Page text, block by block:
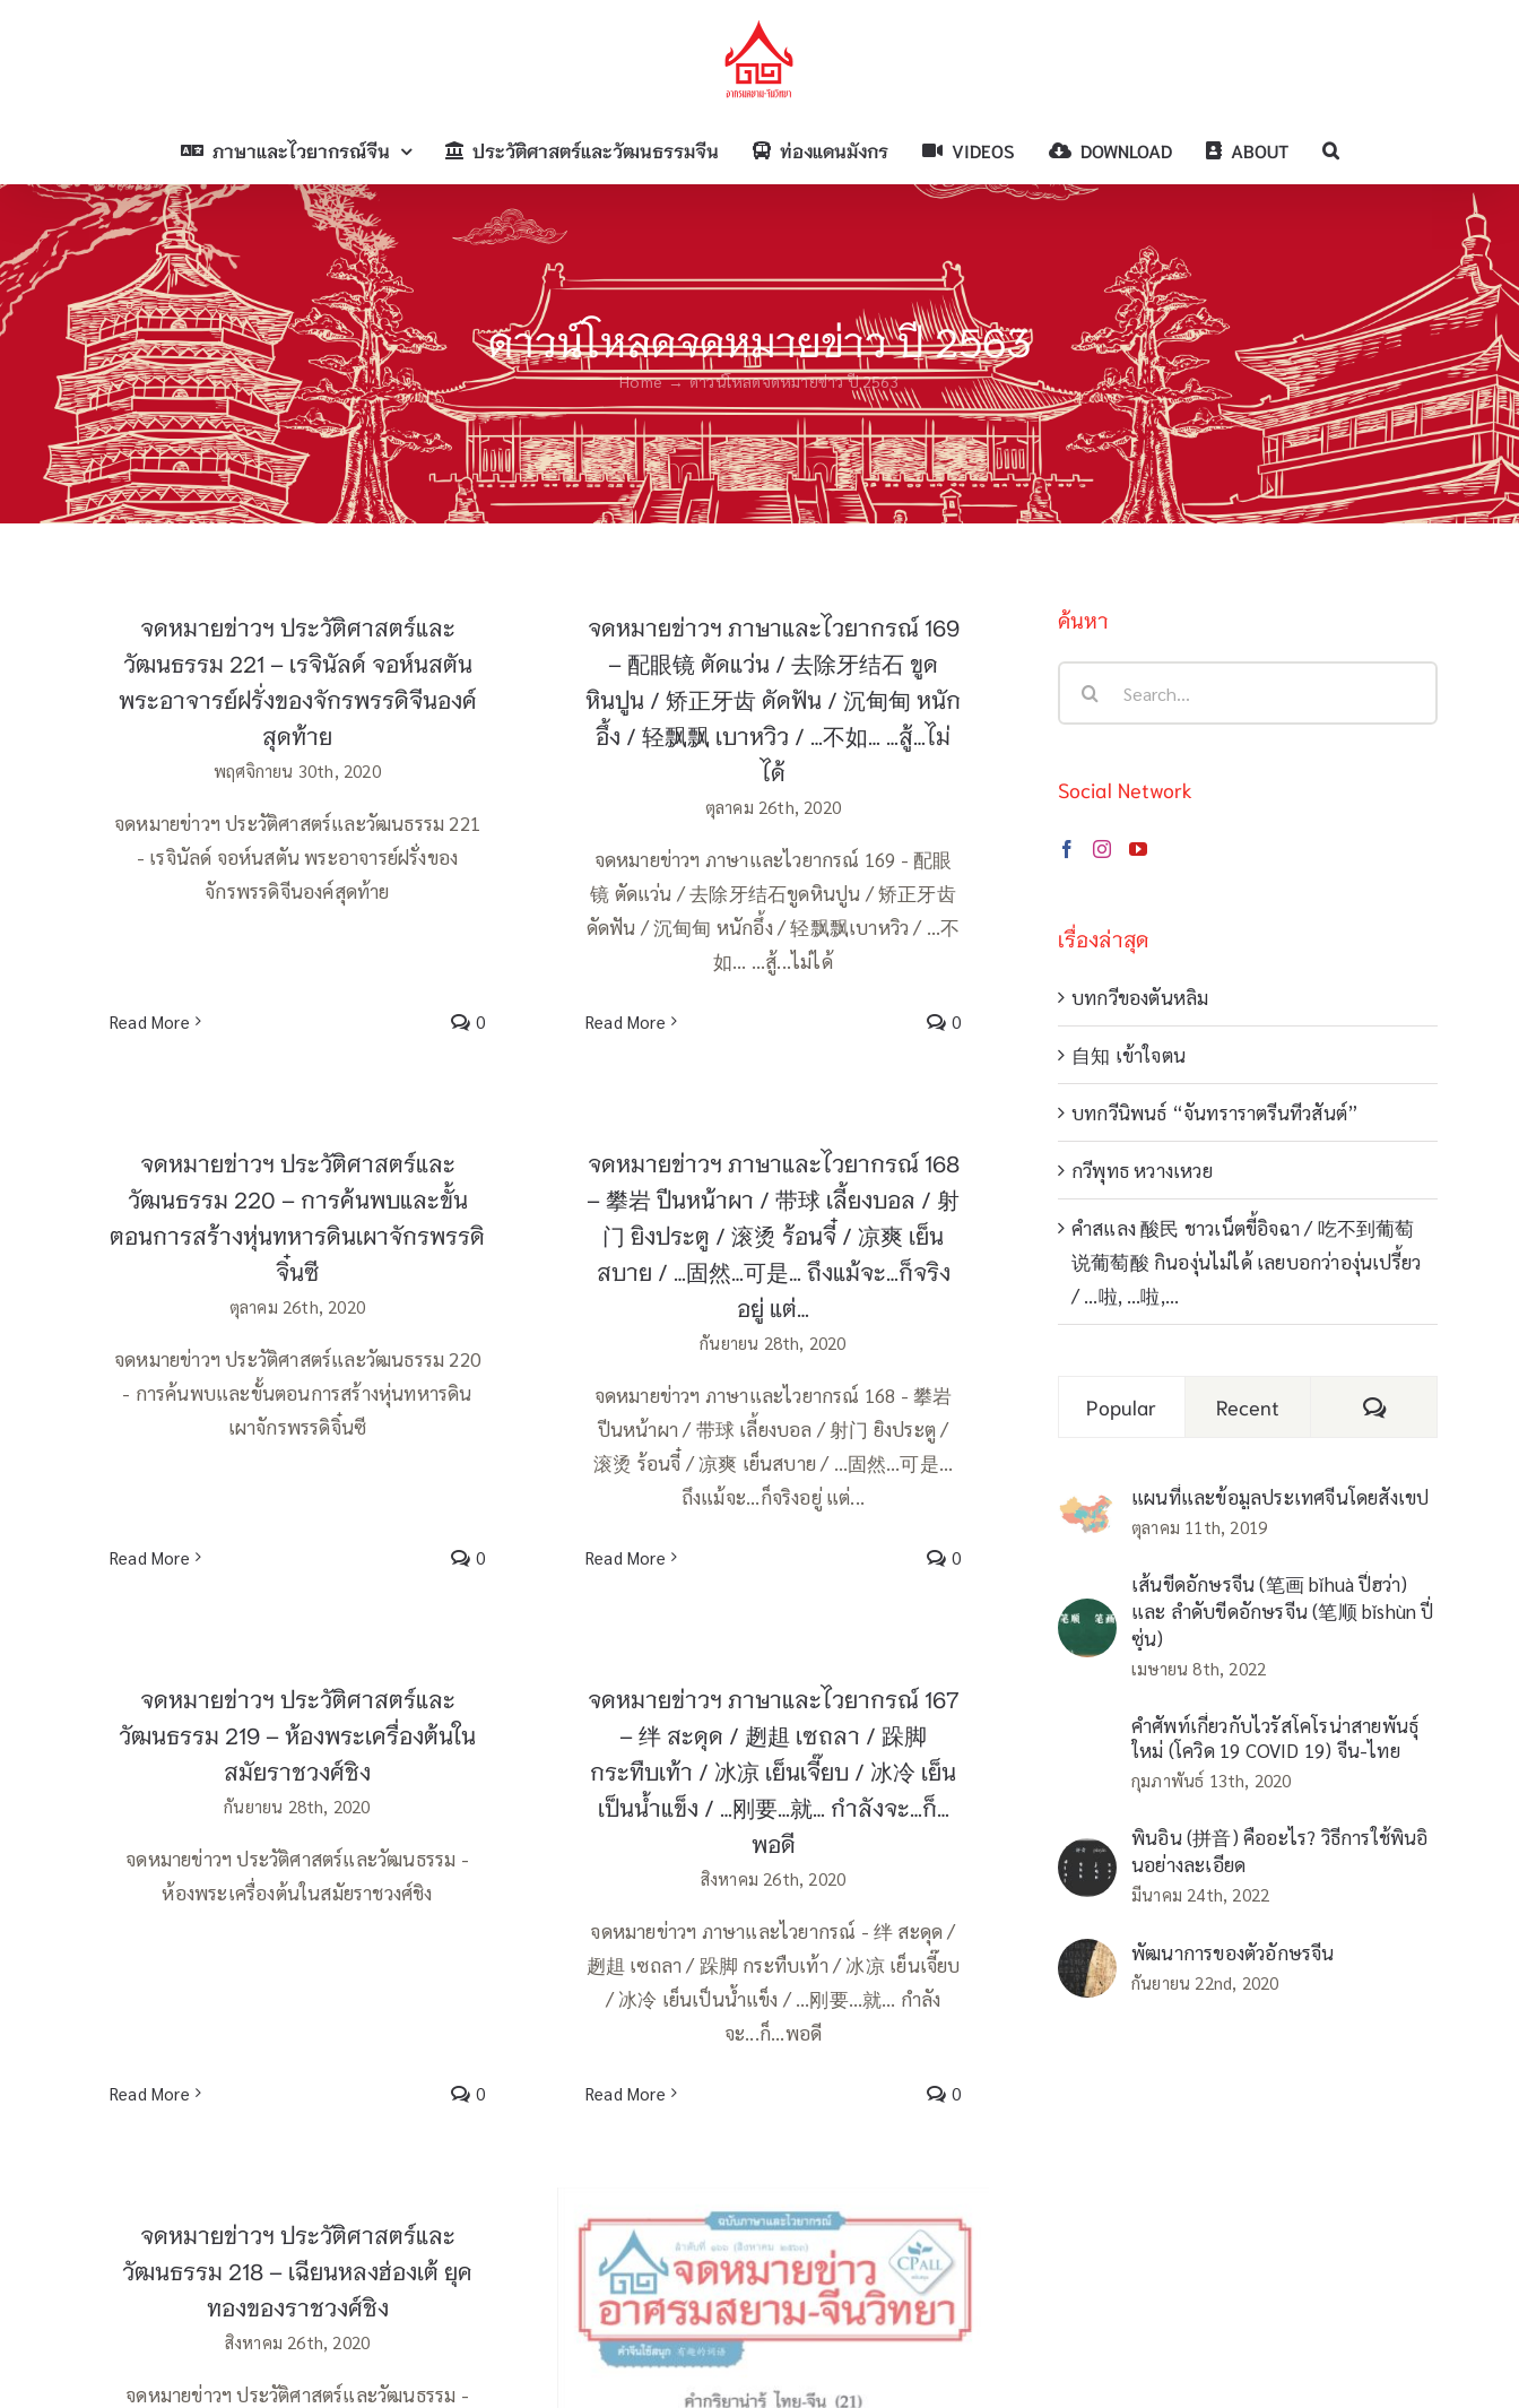
ภาษาและไวยากรณ์จีน ประวัติศาสตร์และวัฒนธรรมจีน ท่องแดนมังกร VIDEOS DOWNLOAD ABOUT
ดาวน์โหลดจดหมายข่าว ปี 2563
Home ดาวน์โหลดจดหมายข่าว ปี 2563
จดหมายข่าวฯ ประวัติศาสตร์และ
วัฒนธรรม 221 – เรจินัลด์ จอห์นสตัน
พระอาจารย์ฝรั่งของจักรพรรดิจีนองค์
สุดท้าย
พฤศจิกายน 30th, 2020
จดหมายข่าวฯ ประวัติศาสตร์และวัฒนธรรม 221
- เรจินัลด์ จอห์นสตัน พระอาจารย์ฝรั่งของ
จักรพรรดิจีนองค์สุดท้าย
Read More 0
จดหมายข่าวฯ ภาษาและไวยากรณ์ 169
– 配眼镜 ตัดแว่น / 去除牙结石 ขูด
หินปูน / 矫正牙齿 ดัดฟัน / 沉甸甸 หนัก
อึ้ง / 轻飘飘 เบาหวิว / …不如… …สู้…ไม่
ได้
ตุลาคม 26th, 2020
จดหมายข่าวฯ ภาษาและไวยากรณ์ 169 - 配眼
镜 ตัดแว่น / 去除牙结石ขูดหินปูน / 矫正牙齿
ดัดฟัน / 沉甸甸 หนักอึ้ง / 轻飘飘เบาหวิว / …不
如… ...สู้...ไม่ได้
Read More 0
จดหมายข่าวฯ ประวัติศาสตร์และ
วัฒนธรรม 220 – การค้นพบและขั้น
ตอนการสร้างหุ่นทหารดินเผาจักรพรรดิ
จิ๋นซี
ตุลาคม 26th, 2020
จดหมายข่าวฯ ประวัติศาสตร์และวัฒนธรรม 220
- การค้นพบและขั้นตอนการสร้างหุ่นทหารดิน
เผาจักรพรรดิจิ๋นซี
Read More 0
จดหมายข่าวฯ ภาษาและไวยากรณ์ 168
– 攀岩 ปีนหน้าผา / 带球 เลี้ยงบอล / 射
门 ยิงประตู / 滚烫 ร้อนจี๋ / 凉爽 เย็น
สบาย / …固然…可是… ถึงแม้จะ…ก็จริง
อยู่ แต่…
กันยายน 28th, 2020
จดหมายข่าวฯ ภาษาและไวยากรณ์ 168 - 攀岩
ปีนหน้าผา / 带球 เลี้ยงบอล / 射门 ยิงประตู /
滚烫 ร้อนจี๋ / 凉爽 เย็นสบาย / …固然…可是…
ถึงแม้จะ...ก็จริงอยู่ แต่...
Read More 0
จดหมายข่าวฯ ประวัติศาสตร์และ
วัฒนธรรม 219 – ห้องพระเครื่องต้นใน
สมัยราชวงศ์ชิง
กันยายน 28th, 2020
จดหมายข่าวฯ ประวัติศาสตร์และวัฒนธรรม -
ห้องพระเครื่องต้นในสมัยราชวงศ์ชิง
Read More 0
จดหมายข่าวฯ ภาษาและไวยากรณ์ 167
– 绊 สะดุด / 趔趄 เซถลา / 跺脚
กระทืบเท้า / 冰凉 เย็นเจี๊ยบ / 冰冷 เย็น
เป็นน้ำแข็ง / …刚要…就… กำลังจะ…ก็…
พอดี
สิงหาคม 26th, 2020
จดหมายข่าวฯ ภาษาและไวยากรณ์ - 绊 สะดุด /
趔趄 เซถลา / 跺脚 กระทืบเท้า / 冰凉 เย็นเจี๊ยบ
/ 冰冷 เย็นเป็นน้ำแข็ง / …刚要…就… กำลัง
จะ...ก็...พอดี
Read More 0
จดหมายข่าวฯ ประวัติศาสตร์และ
วัฒนธรรม 218 – เฉียนหลงฮ่องเต้ ยุค
ทองของราชวงศ์ชิง
สิงหาคม 26th, 2020
จดหมายข่าวฯ ประวัติศาสตร์และวัฒนธรรม -
ค้นหา
Social Network
เรื่องล่าสุด
บทกวีของตันหลิม
自知 เข้าใจตน
บทกวีนิพนธ์ “จันทราราตรีนทีวสันต์”
กวีพุทธ หวางเหวย
คำสแลง 酸民 ชาวเน็ตขี้อิจฉา / 吃不到葡萄
说葡萄酸 กินองุ่นไม่ได้ เลยบอกว่าองุ่นเปรี้ยว
/ …啦, …啦,…
Popular Recent Comments
แผนที่และข้อมูลประเทศจีนโดยสังเขป
ตุลาคม 11th, 2019
เส้นขีดอักษรจีน (笔画 bǐhuà ปี่ฮว่า)
และ ลำดับขีดอักษรจีน (笔顺 bǐshùn ปี่
ซุ่น)
เมษายน 8th, 2022
คำศัพท์เกี่ยวกับไวรัสโคโรน่าสายพันธุ์
ใหม่ (โควิด 19 COVID 19) จีน-ไทย
กุมภาพันธ์ 13th, 2020
พินอิน (拼音) คืออะไร? วิธีการใช้พินอิ
นอย่างละเอียด
มีนาคม 24th, 2022
พัฒนาการของตัวอักษรจีน
กันยายน 22nd, 2020